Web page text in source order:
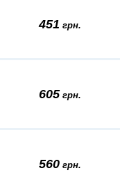
451 грн.
605 грн.
560 грн.